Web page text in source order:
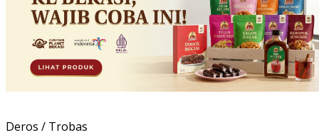
Deros / Trobas